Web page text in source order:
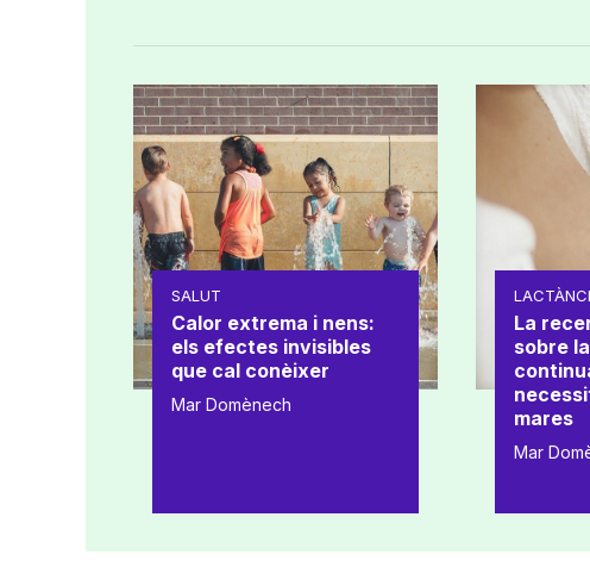
SALUT
Calor extrema i nens:
els efectes invisibles
que cal conèixer
Mar Domènech
La
sobre
mares
Mar